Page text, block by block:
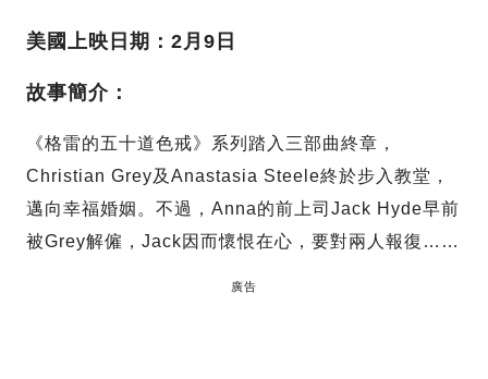
美國上映日期：2月9日
故事簡介：
《格雷的五十道色戒》系列踏入三部曲終章，
Christian Grey及Anastasia Steele終於步入教堂，
邁向幸福婚姻。不過，Anna的前上司Jack Hyde早前
被Grey解僱，Jack因而懷恨在心，要對兩人報復……
廣告